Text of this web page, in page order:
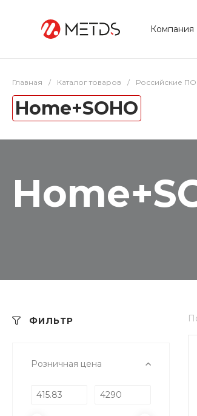
Компания
Главная / Каталог товаров / Российские
Home+SOHO
ФИЛЬТР
Розничная цена